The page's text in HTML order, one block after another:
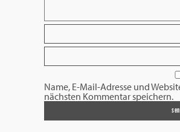
Name, E-Mail-Adresse und
nächsten Kommentar speichern.